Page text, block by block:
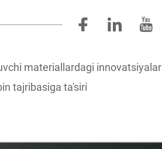
materiallardagi innovatsiyalar
tajribasiga ta'siri